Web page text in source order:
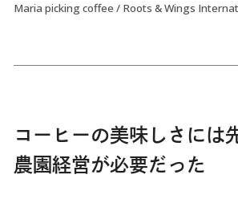
Maria picking coffee / Roots & Wings
コーヒーの美味しさには
農園経営が必要だった